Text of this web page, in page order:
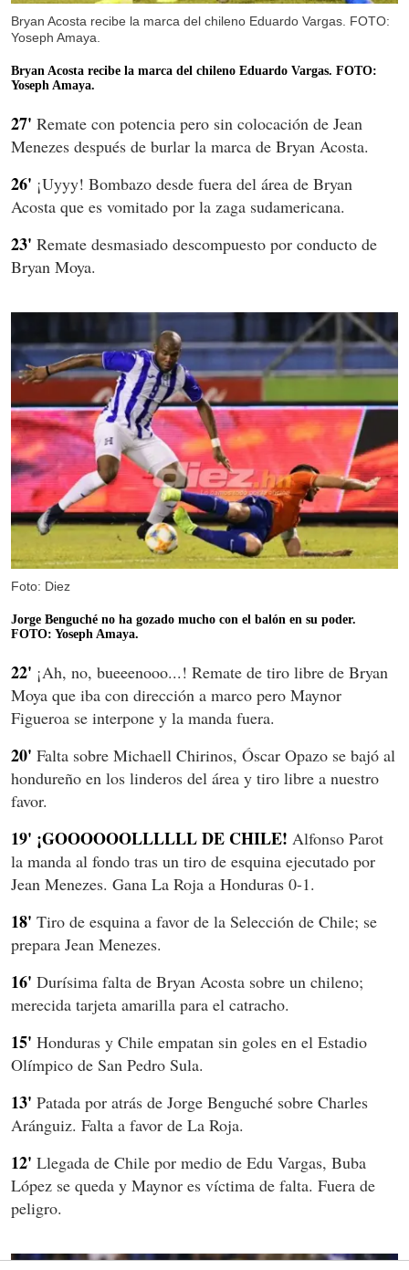
Bryan Acosta recibe la marca del chileno Eduardo Vargas. FOTO:
Yoseph Amaya.
Bryan Acosta recibe la marca del chileno Eduardo Vargas. FOTO:
Yoseph Amaya.
27' Remate con potencia pero sin colocación de Jean
Menezes después de burlar la marca de Bryan Acosta.
26' ¡Uyyy! Bombazo desde fuera del área de Bryan
Acosta que es vomitado por la zaga sudamericana.
23' Remate desmasiado descompuesto por conducto de
Bryan Moya.
Foto: Diez
Jorge Benguché no ha gozado mucho con el balón en su poder.
FOTO: Yoseph Amaya.
22' ¡Ah, no, bueeenooo...! Remate de tiro libre de Bryan
Moya que iba con dirección a marco pero Maynor
Figueroa se interpone y la manda fuera.
20' Falta sobre Michaell Chirinos, Óscar Opazo se bajó al
hondureño en los linderos del área y tiro libre a nuestro
favor.
19' ¡GOOOOOOLLLLLL DE CHILE! Alfonso Parot
la manda al fondo tras un tiro de esquina ejecutado por
Jean Menezes. Gana La Roja a Honduras 0-1.
18' Tiro de esquina a favor de la Selección de Chile; se
prepara Jean Menezes.
16' Durísima falta de Bryan Acosta sobre un chileno;
merecida tarjeta amarilla para el catracho.
15' Honduras y Chile empatan sin goles en el Estadio
Olímpico de San Pedro Sula.
13' Patada por atrás de Jorge Benguché sobre Charles
Aránguiz. Falta a favor de La Roja.
12' Llegada de Chile por medio de Edu Vargas, Buba
López se queda y Maynor es víctima de falta. Fuera de
peligro.